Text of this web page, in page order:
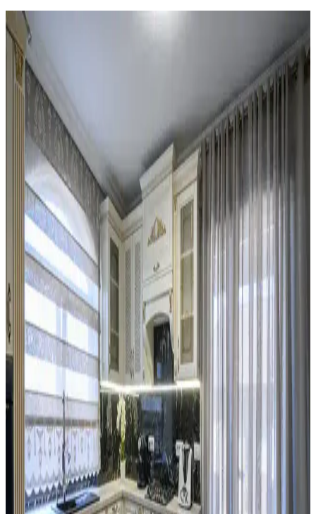
Mutfak Dekorasyonunda Tezgah Arkası ve Dolap
Renkleri: Estetik ve Fonksiyonel Çözümler
Mutfak dekorasyonunda tezgah arkası değiştirme, dolaplarda ikili
tonlama ve altın aksesuar kullanımı estetik ve fonksiyonel bir denge
sağlar. Doğru renk ve malzeme seçimi mekanın havasını belirler.
Mutfak Dekorasyonunda Aydınlatma, Renk ve
Düzenle Pratik İyileştirme Yöntemleri
Mutfak dekorasyonunda aydınlatma, renk uyumu ve düzenleme
teknikleriyle koyu renkli dolaplar ve siyah buzdolabı gibi unsurlar
uyumlu hale getirilir. Bitkiler ve aksesuarlar atmosferi canlandırır.
Mutfak Duvarında İki Çerçevenin Yan Yana mı
Dikey mi Yerleştirilmesi Üzerine Analiz
Mutfakta iki çerçevenin yerleşimi, yan yana ve aralıklı
konumlandırıldığında mekanın şıklığını ve görsel dengesini artırır.
Dikey asma ise genellikle daha az tercih edilir ve alt boşluk
bırakabilir.
Mutfak Tezgahı ve Backsplash Renk Uyumu:
Estetik ve Fonksiyonel Çözümler
Mutfak tezgahı ile backsplash arasındaki renk uyumsuzlukları,
malzeme ve ton farklılıklarından kaynaklanır. Bu yazıda, kalıcı ve
geçici çözümlerle uyum sağlama yöntemleri detaylandırılmaktadır.
Kiralık Mutfaklarda Başarılı Yenileme ve Tasarım
İçin İzin ve Malzeme Seçimi
Kiralık mutfaklarda ev sahibi ile iletişim ve izin süreci, boya,
aydınlatma ve donanım değişiklikleriyle estetik ve fonksiyonel
yenileme yöntemleri ele alınmaktadır.